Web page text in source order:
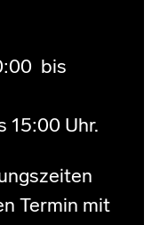
bis
15:00 Uhr.
Termin mit